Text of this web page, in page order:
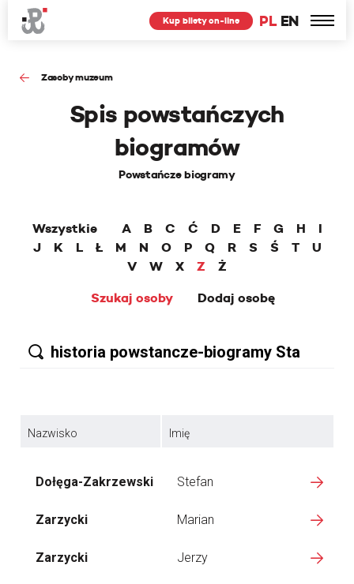
PL EN
Kup bilety on-line
Zasoby muzeum
Spis powstańczych
biogramów
Powstańcze biogramy
Wszystkie A B C Ć D E F G H
I
J
K L Ł M N O P Q R S Ś T
U
V
W X Z
Ż
Szukaj osoby
Dodaj osobę
Nazwisko Imię
Dołęga-Zakrzewski Stefan
Zarzycki Marian
Zarzycki Jerzy